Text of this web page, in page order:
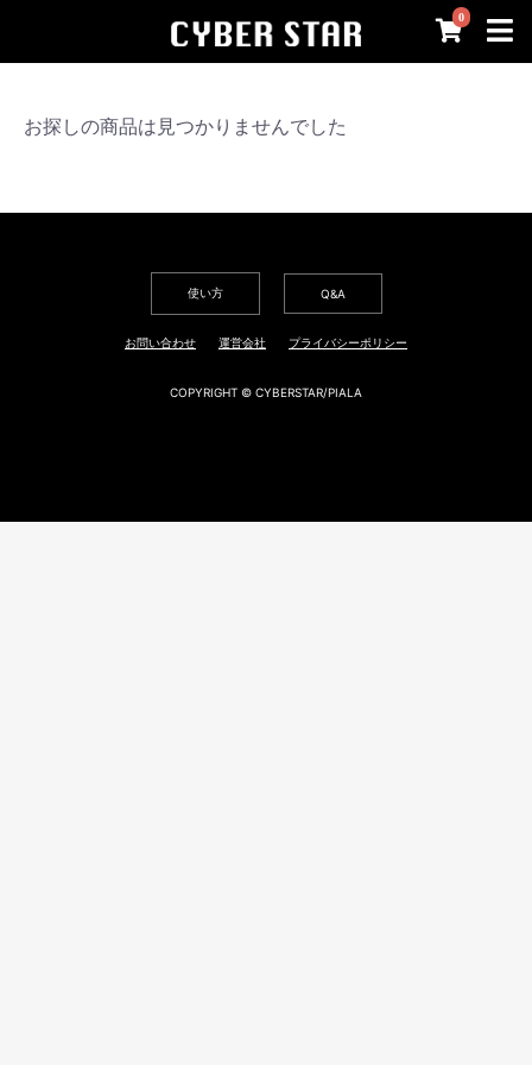
0
お探しの商品は見つかりませんでした
使い方 Q&A
お問い合わせ 運営会社 プライバシーポリシー
COPYRIGHT © CYBERSTAR/PIALA